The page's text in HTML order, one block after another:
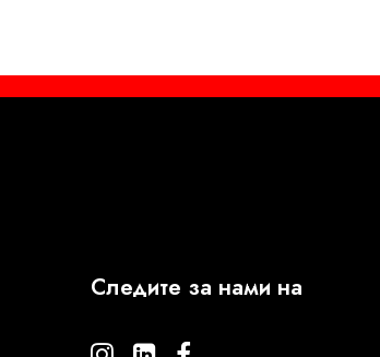
Следите за нами на